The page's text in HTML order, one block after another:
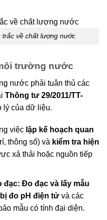
về chất lượng nước
trường nước
nước phải tuân thủ các
Thông tư 29/2011/TT-
lý của dữ liệu.
việc lập kế hoạch quan
thông số) và kiểm tra hiện
xả thải hoặc nguồn tiếp
đạc: Đo đạc và lấy mẫu
đo pH điện tửvà các
mẫu có tính đại diện.